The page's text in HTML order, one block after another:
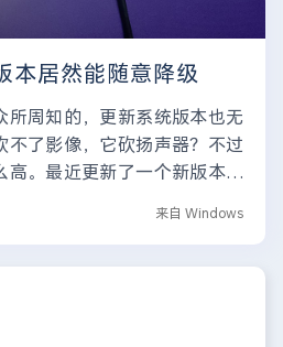
本居然能随意降级
所周知的，更新系统版本也无
不了影像，它砍扬声器？不过
高。最近更新了一个新版本，
坠，结果却是电池续航变差
来自 Windows